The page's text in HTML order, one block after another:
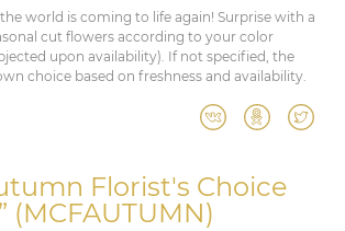
world is coming to life again! Surprise with a
cut flowers according to your color
upon availability). If not specified, the
choice based on freshness and availability.
Florist's Choice
(MCFAUTUMN)